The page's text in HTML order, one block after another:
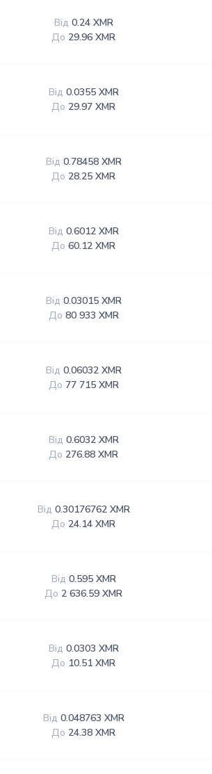
Від 0.24 XMR
До 29.96 XMR
Від 0.0355 XMR
До 29.97 XMR
Від 0.78458 XMR
До 28.25 XMR
Від 0.6012 XMR
До 60.12 XMR
Від 0.03015 XMR
До 80 933 XMR
Від 0.06032 XMR
До 77 715 XMR
Від 0.6032 XMR
До 276.88 XMR
Від 0.30176762 XMR
До 24.14 XMR
Від 0.595 XMR
До 2 636.59 XMR
Від 0.0303 XMR
До 10.51 XMR
Від 0.048763 XMR
До 24.38 XMR